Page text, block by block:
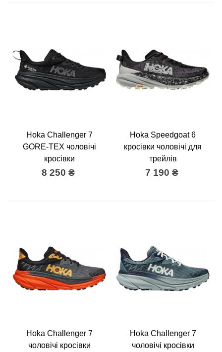
Hoka Challenger 7
GORE-TEX чоловічі
кросівки
8 250 ₴
Hoka Speedgoat 6
кросівки чоловічі для
трейлів
7 190 ₴
Hoka Challenger 7
чоловічі кросівки
Hoka Challenger 7
чоловічі кросівки